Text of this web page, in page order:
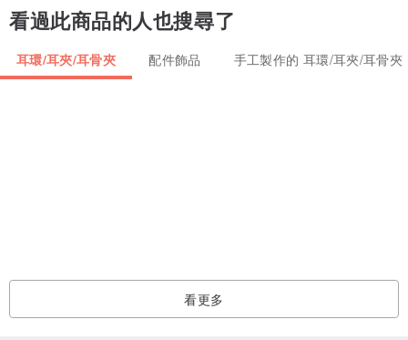
www.pinkoi.com/store/old-time-corne...
www.pinkoi.com/store/old-time-corne...
(合金金屬均是電鍍，非純銀純金，易過敏體質請斟酌購買)
看過此商品的人也搜尋了
耳環/耳夾/耳骨夾 配件飾品 手工製作的 耳環/耳夾/耳骨夾
看更多